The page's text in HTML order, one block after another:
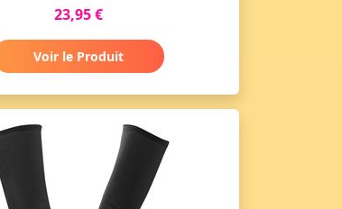
23,95 €
Voir le Produit